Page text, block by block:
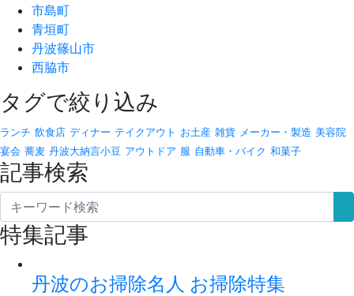
市島町
青垣町
丹波篠山市
西脇市
タグで絞り込み
ランチ 飲食店 ディナー テイクアウト お土産 雑貨 メーカー・製造 美容院
宴会 蕎麦 丹波大納言小豆 アウトドア 服 自動車・バイク 和菓子
記事検索
特集記事
丹波のお掃除名人 お掃除特集